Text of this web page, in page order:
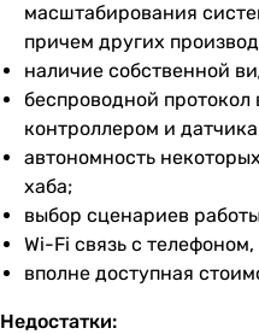
масштабирования
причем других
наличие собственной
беспроводной
контроллером и
автономность
хаба;
выбор сценариев
Wi-Fi связь с
вполне доступная
Недостатки: